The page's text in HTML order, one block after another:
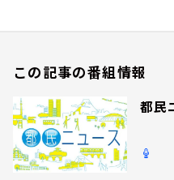
この記事の番組情報
都民